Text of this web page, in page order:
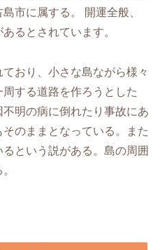
市に属する。
開運全般、
るとされています。
おり、小さな島ながら様々
する道路を作ろうとした
明の病に倒れたり事故にあ
のままとなっている。また
という説がある。島の周囲